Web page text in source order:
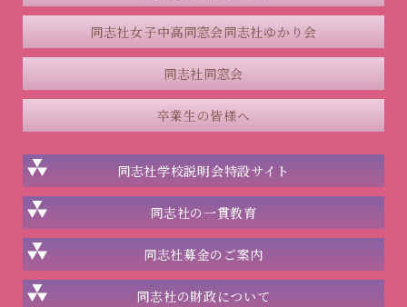
同志社女子中高同窓会同志社ゆかり会
同志社同窓会
卒業生の皆様へ
同志社学校説明会特設サイト
同志社の一貫教育
同志社募金のご案内
同志社の財政について